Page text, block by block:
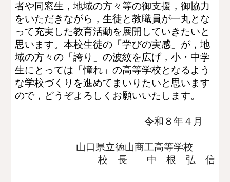
者や同窓生，地域の方々等の御支援，御協力
をいただきながら，生徒と教職員が一丸とな
って充実した教育活動を展開していきたいと
思います。本校生徒の「学びの実感」が，地
域の方々の「誇り」の波紋を広げ，小・中学
生にとっては「憧れ」の高等学校となるよう
な学校づくりを進めてまいりたいと思います
ので，どうぞよろしくお願いいたします。
令和８年４月
山口県立徳山商工高等学校
校 長 中 根 弘 信